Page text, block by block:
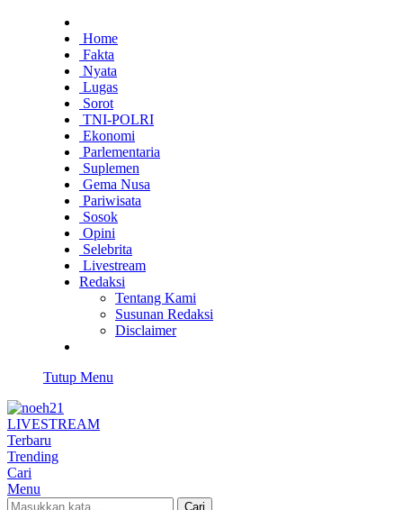
Home
Fakta
Nyata
Lugas
Sorot
TNI-POLRI
Ekonomi
Parlementaria
Suplemen
Gema Nusa
Pariwisata
Sosok
Opini
Selebrita
Livestream
Redaksi
Tentang Kami
Susunan Redaksi
Disclaimer
Tutup Menu
LIVESTREAM
Terbaru
Trending
Cari
Menu
Cari